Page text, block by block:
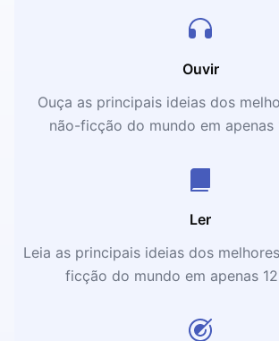
Ouvir
Ouça as principais ideias dos
não-ficção do mundo em apenas
Ler
Leia as principais ideias dos
ficção do mundo em apenas